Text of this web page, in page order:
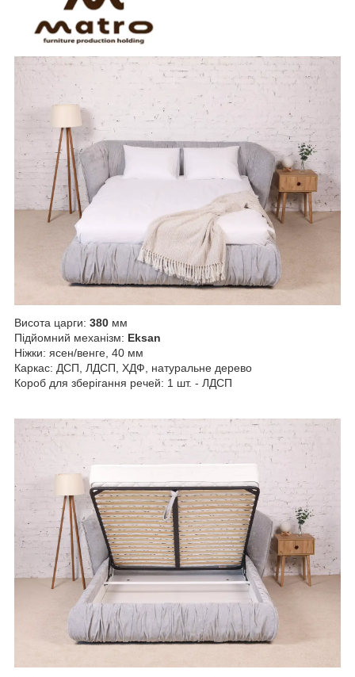
Висота царги: 380 мм
Підйомний механізм: Eksan
Ніжки: ясен/венге, 40 мм
Каркас: ДСП, ЛДСП, ХДФ, натуральне дерево
Короб для зберігання речей: 1 шт. - ЛДСП